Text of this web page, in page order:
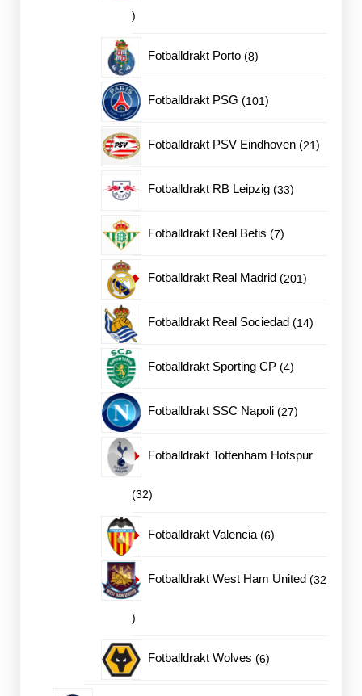
10
produkter
Fotballdrakt Porto 88
Fotballdrakt PSG 101101
Fotballdrakt PSV Eindhoven 2121
Fotballdrakt RB Leipzig 3333
Fotballdrakt Real Betis 77
Fotballdrakt Real Madrid 201201
Fotballdrakt Real Sociedad 1414
Fotballdrakt Sporting CP 44
Fotballdrakt SSC Napoli 2727
Fotballdrakt Tottenham Hotspur
3232
produkter
Fotballdrakt Valencia 66
Fotballdrakt West Ham United 32
32
produkter
Fotballdrakt Wolves 66